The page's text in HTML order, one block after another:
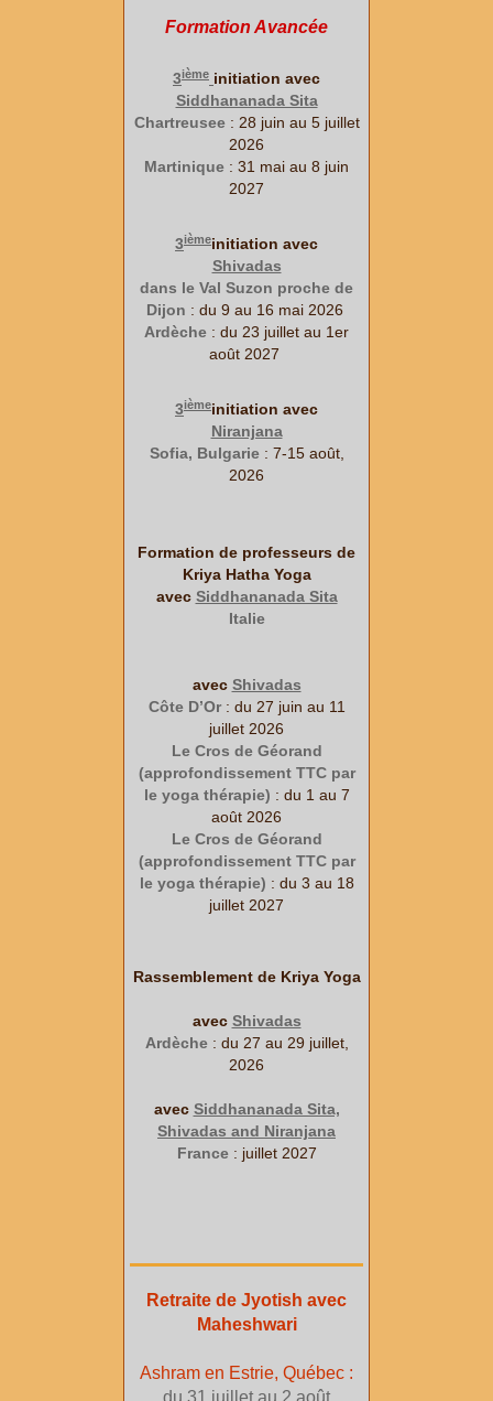
Formation Avancée
3ième initiation avec
Siddhananada Sita
Chartreusee: 28 juin au 5 juillet
2026
Martinique : 31 mai au 8 juin
2027
3ièmeinitiation avec
Shivadas
dans le Val Suzon proche de
Dijon : du 9 au 16 mai 2026
Ardèche : du 23 juillet au 1er
août 2027
3ièmeinitiation avec
Niranjana
Sofia, Bulgarie : 7-15 août,
2026
Formation de professeurs de
Kriya Hatha Yoga
avec Siddhananada Sita
Italie
avec Shivadas
Côte D’Or : du 27 juin au 11
juillet 2026
Le Cros de Géorand
(approfondissement TTC par
le yoga thérapie) : du 1 au 7
août 2026
Le Cros de Géorand
(approfondissement TTC par
le yoga thérapie) : du 3 au 18
juillet 2027
Rassemblement de Kriya Yoga
avec Shivadas
Ardèche: du 27 au 29 juillet,
2026
avec Siddhananada Sita,
Shivadas and Niranjana
France: juillet 2027
Retraite de Jyotish avec
Maheshwari
Ashram en Estrie, Québec :
du 31 juillet au 2 août